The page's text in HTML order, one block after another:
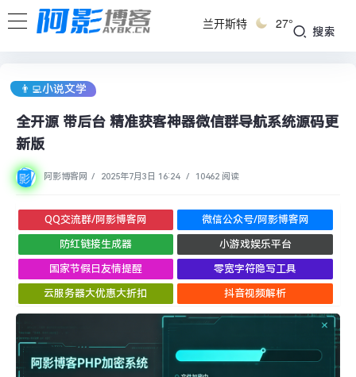
兰开斯特 27°
搜索
👨‍💻小说文学
全开源 带后台 精准获客神器微信群导航系统源码更
新版
阿影博客网 / 2025年7月3日 16:24 / 10462 阅读
QQ交流群/阿影博客网 微信公众号/阿影博客网
防红链接生成器 小游戏娱乐平台
国家节假日友情提醒 零宽字符隐写工具
云服务器大优惠大折扣 抖音视频解析